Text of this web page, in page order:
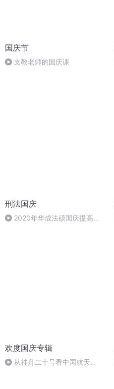
国庆节
支教老师的国庆课
刑法国庆
2020年华成法硕国庆提高班
欢度国庆专辑
从神舟二十号看中国航天